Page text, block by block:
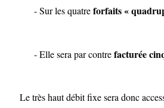
- Sur les quatreforfaits «
- Elle sera par contrefacturée
Le très haut débit fixe sera donc